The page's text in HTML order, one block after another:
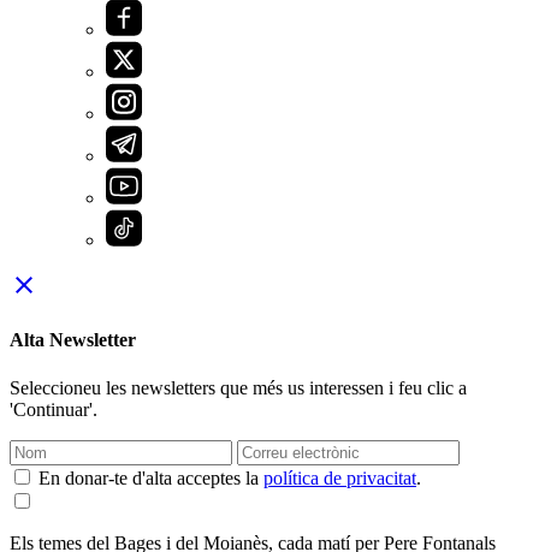
close
Alta Newsletter
Seleccioneu les newsletters que més us interessen i feu clic a
'Continuar'.
En donar-te d'alta acceptes la política de privacitat.
Els temes del Bages i del Moianès, cada matí per Pere Fontanals